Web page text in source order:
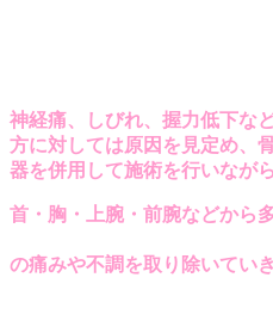
神経痛、しびれ、握力低下な
方に対しては原因を見定め、
器を併用して施術を行いながら
首・胸・上腕・前腕などから
の痛みや不調を取り除いてい